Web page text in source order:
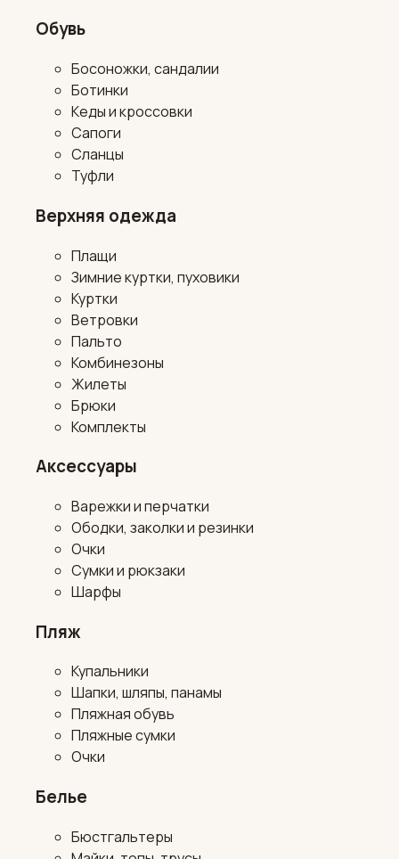
Обувь
Босоножки, сандалии
Ботинки
Кеды и кроссовки
Сапоги
Сланцы
Туфли
Верхняя одежда
Плащи
Зимние куртки, пуховики
Куртки
Ветровки
Пальто
Комбинезоны
Жилеты
Брюки
Комплекты
Аксессуары
Варежки и перчатки
Ободки, заколки и резинки
Очки
Сумки и рюкзаки
Шарфы
Пляж
Купальники
Шапки, шляпы, панамы
Пляжная обувь
Пляжные сумки
Очки
Белье
Бюстгальтеры